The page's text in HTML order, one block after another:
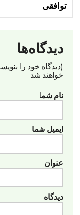
توافقی
دیدگاه‌ها
(دیدگاه خود را
خواهند شد
نام شما
ایمیل شما
عنوان
دیدگاه